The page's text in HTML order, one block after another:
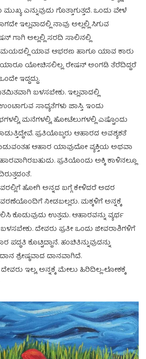
ಎನ್ನುವುದು ಗೊತ್ತಾಗುತ್ತದೆ. ಒಂದು ವೇಳೆ‌
ಇಲ್ಲವಾದಲ್ಲಿ ನಾವು ಅಲ್ಲಲ್ಲಿ ಸಿಗುವ
ಗಾಗಿ ಅಲ್ಲಲ್ಲಿ ಸರದಿ ಸಾಲಿನಲ್ಲಿ‌
ಸಮಯದಲ್ಲಿ ಯಾವ ಆಭರಣ ಹಾಗೂ ಯಾವ ಕಾರು
ಯಾರೂ ಯೋಚಿಸಲಿಲ್ಲ. ರೇಷನ್ ಅಂಗಡಿ ತೆರೆದಿದ್ದರೆ
ಇದ್ದದ್ದು.
ಬಳಸಬೇಕು. ಇಲ್ಲವಾದಲ್ಲಿ
ಸಾಧ್ಯತೆಗಳು ಜಾಸ್ತಿ. ಇಂದು
ಮನೆಗಳಲ್ಲಿ, ಹೋಟೆಲುಗಳಲ್ಲಿ ಎಷ್ಟೊಂದು
ಪ್ರತಿಯೊಬ್ಬರು ಆಹಾರದ ಅವಶ್ಯಕತೆ
ಆಹಾರ ಯಾವುದೋ ವ್ಯಕ್ತಿಯ ಅಥವಾ
ಪ್ರತಿಯೊಂದು ಅಕ್ಕಿ ಕಾಳಿನಲ್ಲೂ
ಹೋಗಿ ಅನ್ನದ ಬಗ್ಗೆ ಕೇಳಿದರೆ ಅದರ
ನೀಡಬಲ್ಲರು. ಮಕ್ಕಳಿಗೆ ಅನ್ನಕ್ಕೆ‌
ಕೊಡುವುದು ಉತ್ತಮ. ಆಹಾರವನ್ನು ವ್ಯರ್ಥ
ದೇವರು‌ ಪ್ರತೀ ಒಂದು ಜೀವರಾಶಿಗಳಿಗೆ
ಕೊಟ್ಟಿದ್ದಾನೆ. ಹಂಚಿತಿನ್ನುವುದನ್ನು
ಶ್ರೇಷ್ಠವಾದ ದಾನವಾಗಿದೆ.
ದೇವರು ಇಲ್ಲ, ಅನ್ನಕ್ಕೆ ಮೇಲು ಹಿರಿದಿಲ್ಲ-ಲೋಕಕ್ಕೆ